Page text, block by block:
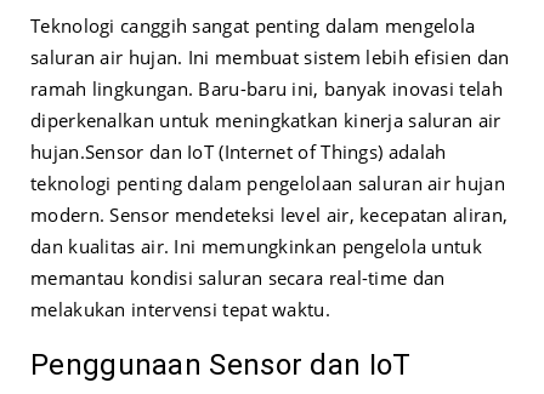
Teknologi canggih sangat penting dalam mengelola
saluran air hujan. Ini membuat sistem lebih efisien dan
ramah lingkungan. Baru-baru ini, banyak inovasi telah
diperkenalkan untuk meningkatkan kinerja saluran air
hujan.Sensor dan IoT (Internet of Things) adalah
teknologi penting dalam pengelolaan saluran air hujan
modern. Sensor mendeteksi level air, kecepatan aliran,
dan kualitas air. Ini memungkinkan pengelola untuk
memantau kondisi saluran secara real-time dan
melakukan intervensi tepat waktu.
Penggunaan Sensor dan IoT